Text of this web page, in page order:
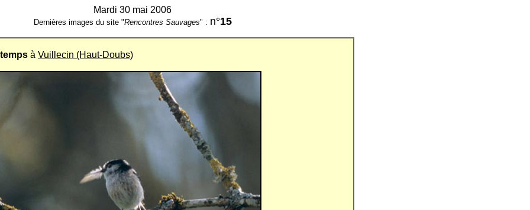
Mardi 30 mai 2006
Dernières images du site "Rencontres Sauvages" : n°15
à Vuillecin (Haut-Doubs)